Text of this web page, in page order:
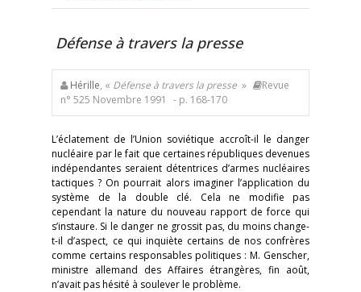
Défense à travers la presse
Hérille, « Défense à travers la presse »
Revue
n° 525 Novembre 1991
- p. 168-170
L’éclatement de l’Union soviétique accroît-il le danger
nucléaire par le fait que certaines républiques devenues
indépendantes seraient détentrices d’armes nucléaires
tactiques ? On pourrait alors imaginer l’application du
système de la double clé. Cela ne modifie pas
cependant la nature du nouveau rapport de force qui
s’instaure. Si le danger ne grossit pas, du moins change-
t-il d’aspect, ce qui inquiète certains de nos confrères
comme certains responsables politiques : M. Genscher,
ministre allemand des Affaires étrangères, fin août,
n’avait pas hésité à soulever le problème.